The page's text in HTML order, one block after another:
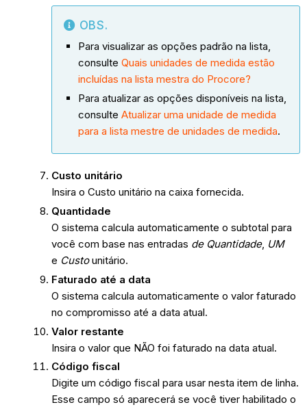
OBS.
Para visualizar as opções padrão na lista,
consulte Quais unidades de medida estão
incluídas na lista mestra do Procore?
Para atualizar as opções disponíveis na lista,
consulte Atualizar uma unidade de medida
para a lista mestre de unidades de medida.
Custo unitário
Insira o Custo unitário na caixa fornecida.
Quantidade
O sistema calcula automaticamente o subtotal para
você com base nas entradas de Quantidade, UM
e Custounitário.
Faturado até a data
O sistema calcula automaticamente o valor faturado
no compromisso até a data atual.
Valor restante
Insira o valor que NÃO foi faturado na data atual.
Código fiscal
Digite um código fiscal para usar nesta item de linha.
Esse campo só aparecerá se você tiver habilitado o